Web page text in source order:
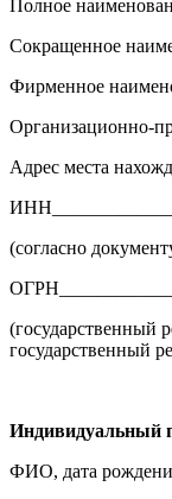
Полное
Сокращенное
Фирменное
Организационно-
Адрес места
(согласно
(государственный
государственный
Индивидуальный
ФИО, дата